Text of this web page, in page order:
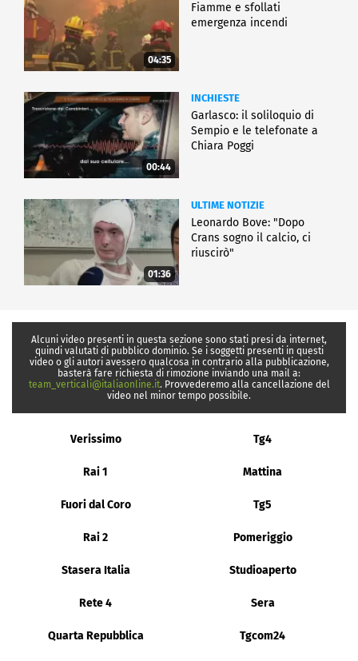
04:35
Fiamme e sfollati
emergenza incendi
00:44
INCHIESTE
Garlasco: il soliloquio di
Sempio e le telefonate a
Chiara Poggi
01:36
ULTIME NOTIZIE
Leonardo Bove: "Dopo
Crans sogno il calcio, ci
riuscirò"
Alcuni video presenti in questa sezione sono stati presi da internet,
quindi valutati di pubblico dominio. Se i soggetti presenti in questi
video o gli autori avessero qualcosa in contrario alla pubblicazione,
basterà fare richiesta di rimozione inviando una mail a:
team_verticali@italiaonline.it. Provvederemo alla cancellazione del
video nel minor tempo possibile.
Verissimo Tg4
Rai 1 Mattina
Fuori dal Coro Tg5
Rai 2 Pomeriggio
Stasera Italia Studioaperto
Rete 4 Sera
Quarta Repubblica Tgcom24